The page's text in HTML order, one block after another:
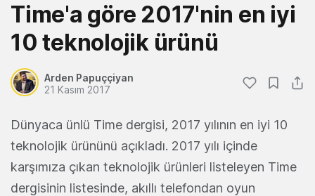
Time'a göre 2017'nin en iyi
10 teknolojik ürünü
Arden Papuççiyan
21 Kasım 2017
Dünyaca ünlü Time dergisi, 2017 yılının en iyi 10
teknolojik ürününü açıkladı. 2017 yılı içinde
karşımıza çıkan teknolojik ürünleri listeleyen Time
dergisinin listesinde, akıllı telefondan oyun